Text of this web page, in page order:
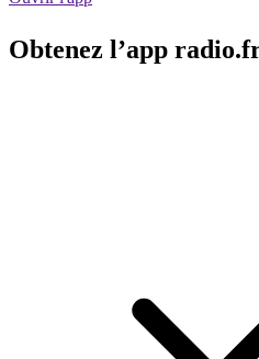
Obtenez l’app